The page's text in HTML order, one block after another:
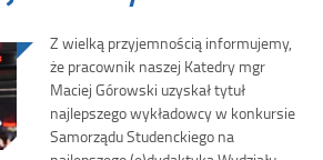
Z wielką przyjemnością informujemy,
że pracownik naszej Katedry mgr
Maciej Górowski uzyskał tytuł
najlepszego wykładowcy w konkursie
Samorządu Studenckiego na